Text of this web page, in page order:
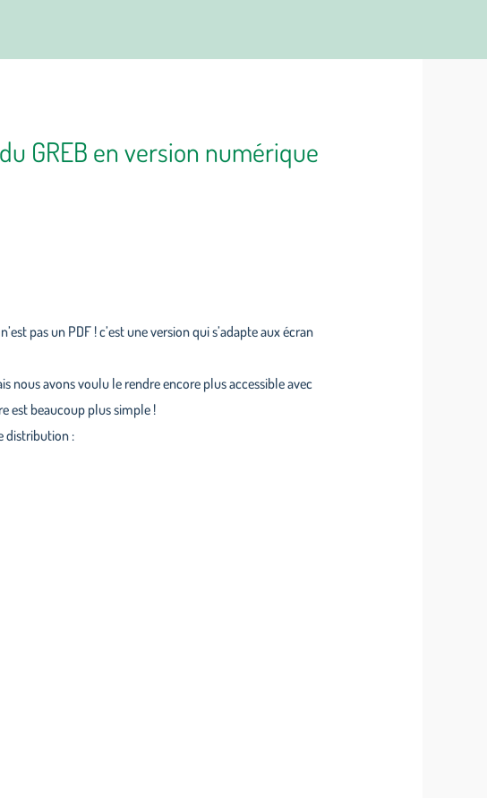
GREB en version numérique
pas un PDF ! c’est une version qui s’adapte aux écran
nous avons voulu le rendre encore plus accessible avec
est beaucoup plus simple !
distribution :